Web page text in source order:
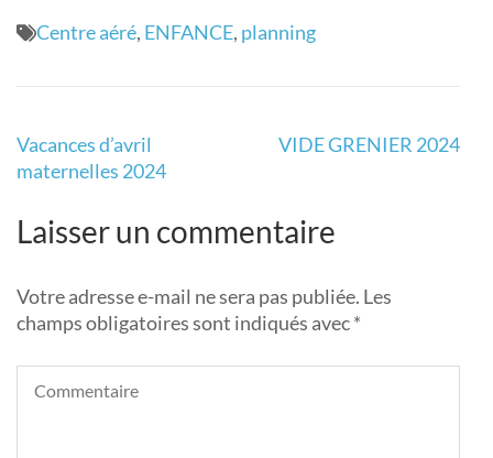
Centre aéré, ENFANCE, planning
Navigation
de
Vacances d’avril
maternelles 2024
VIDE GRENIER 2024
Laisser un commentaire
Votre adresse e-mail ne sera pas publiée. Les
champs obligatoires sont indiqués avec*